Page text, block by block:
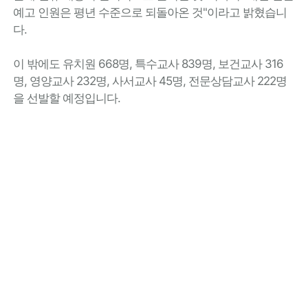
예고 인원은 평년 수준으로 되돌아온 것"이라고 밝혔습니
다.
이 밖에도 유치원 668명, 특수교사 839명, 보건교사 316
명, 영양교사 232명, 사서교사 45명, 전문상담교사 222명
을 선발할 예정입니다.